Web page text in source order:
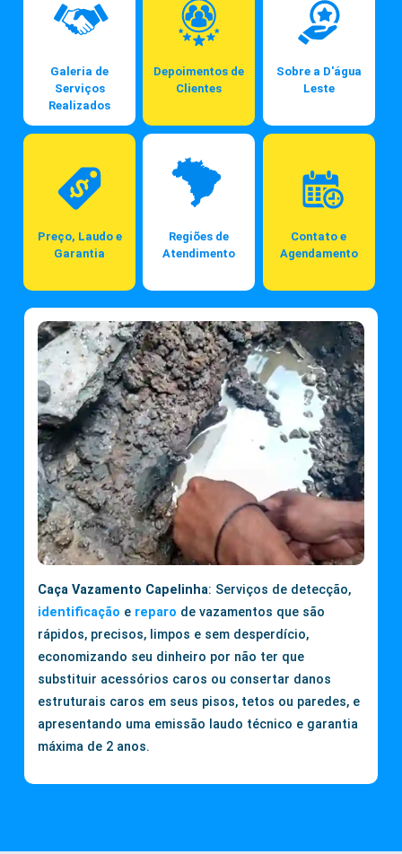
Galeria de
Serviços
Realizados
Depoimentos de
Clientes
Sobre a D'água
Leste
Preço, Laudo e
Garantia
Regiões de
Atendimento
Contato e
Agendamento
Caça Vazamento Capelinha: Serviços de detecção,
identificação e reparo de vazamentos que são
rápidos, precisos, limpos e sem desperdício,
economizando seu dinheiro por não ter que
substituir acessórios caros ou consertar danos
estruturais caros em seus pisos, tetos ou paredes, e
apresentando uma emissão laudo técnico e garantia
máxima de 2 anos.